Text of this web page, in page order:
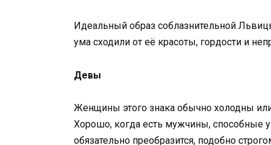
Идеальный образ соблазнительной
ума сходили от её красоты, гордости и
Девы
Женщины этого знака обычно холодны
Хорошо, когда есть мужчины, способные
обязательно преобразится, подобно